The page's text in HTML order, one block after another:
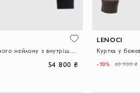
54 800 ₴
LENOCI
-10% 60 900 ₴